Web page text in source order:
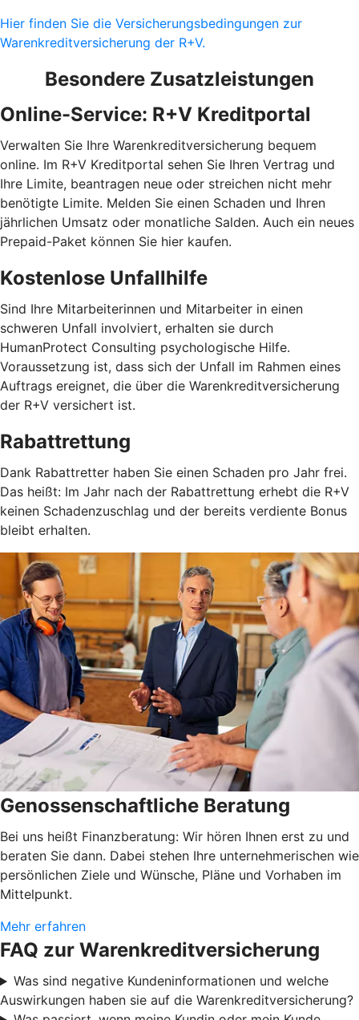
Hier finden Sie die Versicherungsbedingungen zur
Warenkreditversicherung der R+V.
Besondere Zusatzleistungen
Online-Service: R+V Kreditportal
Verwalten Sie Ihre Warenkreditversicherung bequem
online. Im R+V Kreditportal sehen Sie Ihren Vertrag und
Ihre Limite, beantragen neue oder streichen nicht mehr
benötigte Limite. Melden Sie einen Schaden und Ihren
jährlichen Umsatz oder monatliche Salden. Auch ein neues
Prepaid-Paket können Sie hier kaufen.
Kostenlose Unfallhilfe
Sind Ihre Mitarbeiterinnen und Mitarbeiter in einen
schweren Unfall involviert, erhalten sie durch
HumanProtect Consulting psychologische Hilfe.
Voraussetzung ist, dass sich der Unfall im Rahmen eines
Auftrags ereignet, die über die Warenkreditversicherung
der R+V versichert ist.
Rabattrettung
Dank Rabattretter haben Sie einen Schaden pro Jahr frei.
Das heißt: Im Jahr nach der Rabattrettung erhebt die R+V
keinen Schadenzuschlag und der bereits verdiente Bonus
bleibt erhalten.
Genossenschaftliche Beratung
Bei uns heißt Finanzberatung: Wir hören Ihnen erst zu und
beraten Sie dann. Dabei stehen Ihre unternehmerischen wie
persönlichen Ziele und Wünsche, Pläne und Vorhaben im
Mittelpunkt.
Mehr erfahren
FAQ zur Warenkreditversicherung
Was sind negative Kundeninformationen und welche
Auswirkungen haben sie auf die Warenkreditversicherung?